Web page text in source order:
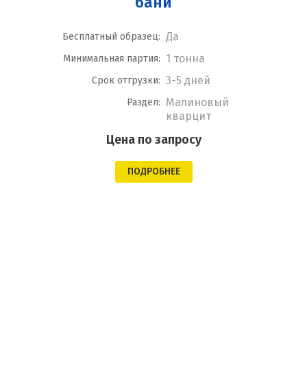
Бесплатный образец: Да
Минимальная партия: 1 тонна
Срок отгрузки: 3-5 дней
Раздел: Малиновый
кварцит
Цена по запросу
ПОДРОБНЕЕ